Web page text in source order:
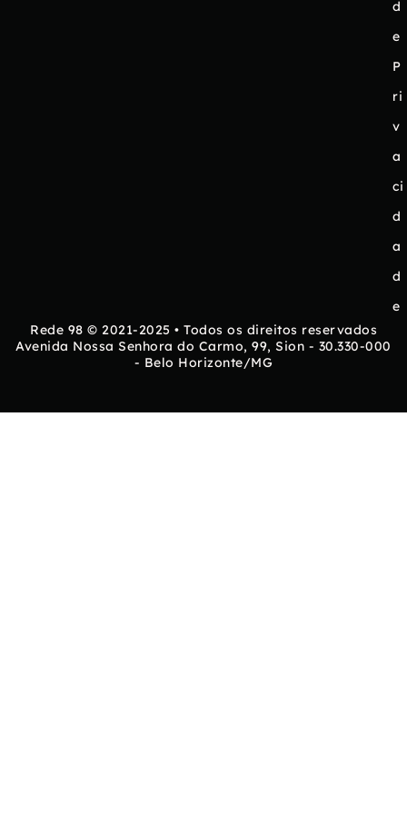
d
e
P
ri
v
a
ci
d
a
d
e
Rede 98 © 2021-2025 • Todos os direitos reservados
Avenida Nossa Senhora do Carmo, 99, Sion - 30.330-000
- Belo Horizonte/MG